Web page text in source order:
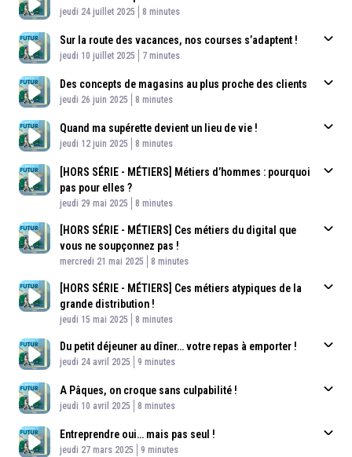
Published At
jeudi 24 juillet 2025 Time
8 minutes
Sur la route des vacances, nos courses s’adaptent !
Published At
jeudi 10 juillet 2025 Time
7 minutes
Des concepts de magasins au plus proche des clients
Published At
jeudi 26 juin 2025 Time
8 minutes
Quand ma supérette devient un lieu de vie !
Published At
jeudi 12 juin 2025 Time
8 minutes
[HORS SÉRIE - MÉTIERS] Métiers d’hommes : pourquoi
pas pour elles ?
Published At
jeudi 29 mai 2025 Time
8 minutes
[HORS SÉRIE - MÉTIERS] Ces métiers du digital que
vous ne soupçonnez pas !
Published At
mercredi 21 mai 2025 Time
8 minutes
[HORS SÉRIE - MÉTIERS] Ces métiers atypiques de la
grande distribution !
Published At
jeudi 15 mai 2025 Time
8 minutes
Du petit déjeuner au dîner… votre repas à emporter !
Published At
jeudi 24 avril 2025 Time
9 minutes
A Pâques, on croque sans culpabilité !
Published At
jeudi 10 avril 2025 Time
8 minutes
Entreprendre oui… mais pas seul !
Published At
jeudi 27 mars 2025 Time
9 minutes